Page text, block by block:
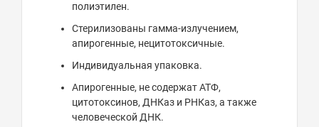
полиэтилен.
Стерилизованы гамма-излучением,
апирогенные, нецитотоксичные.
Индивидуальная упаковка.
Апирогенные, не содержат АТФ,
цитотоксинов, ДНКаз и РНКаз, а также
человеческой ДНК.